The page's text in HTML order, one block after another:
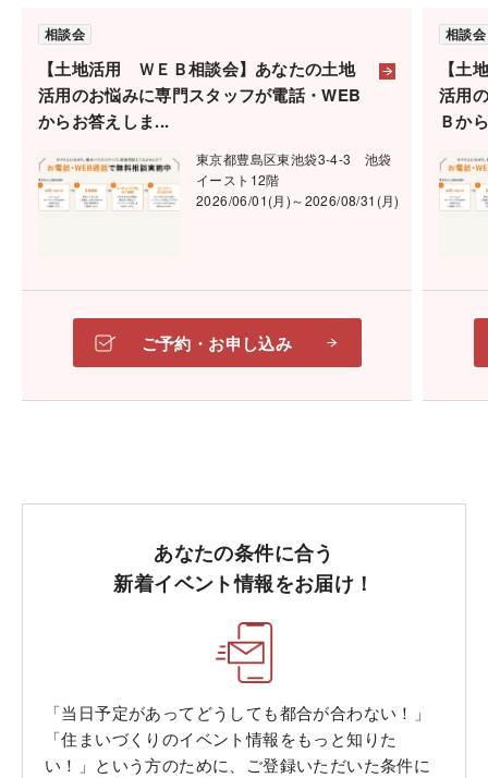
東京都板橋区向原1-1-15
カーナビをご利用の方は下記のMAPコードをご利用く
ださい。
847 566*76
※「マップコード」および「MAPCODE」は(株)デンソ
ーの登録商標です。
※完全予約制です。事前にお電話または予約・申し込
みにてご予約をお願い致します。
【土地活用 ＷＥＢ相談会】あなたの土地
活用のお悩みに専門スタッフが電話・WEB
からお答えしま...
相談会
東京都豊島区東池袋3-4-3 池袋
イースト12階
2026/06/01(月)～2026/08/31(月)
ご予約・お申し込み
【土
活用
Ｂか
相談会
あなたの条件に合う
新着イベント情報をお届け！
「当日予定があってどうしても都合が合わない！」
「住まいづくりのイベント情報をもっと知りた
い！」という方のために、ご登録いただいた条件に